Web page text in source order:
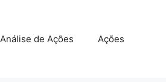
Análise de Ações Ações